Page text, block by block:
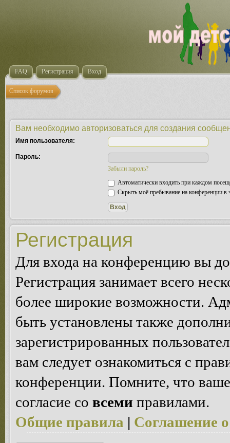
FAQ Регистрация Вход
Список форумов
Вам необходимо авторизоваться для создания
Имя пользователя:
Пароль:
Забыли пароль?
Автоматически входить при каждом
Скрыть моё пребывание на конференции в
Регистрация
Для входа на конференцию вы
Регистрация занимает всего
более широкие возможности.
быть установлены также
зарегистрированных
вам следует ознакомиться с
конференции. Помните, что
согласие со всеми правилами.
Общие правила | Соглашение